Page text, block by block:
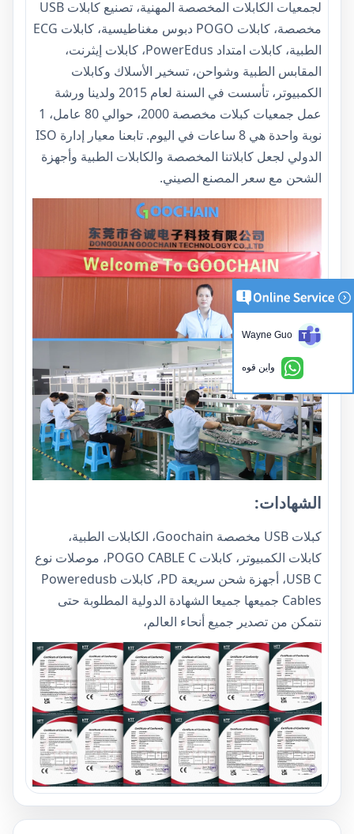
لجمعيات الكابلات المخصصة المهنية، تصنيع كابلات USB
مخصصة، كابلات POGO دبوس مغناطيسية، كابلات ECG
الطبية، كابلات امتداد PowerEdus، كابلات إيثرنت،
المقابس الطبية وشواحن، تسخير الأسلاك وكابلات
الكمبيوتر، تأسست في السنة لعام 2015 ولدينا ورشة
عمل جمعيات كبلات مخصصة 2000، حوالي 80 عامل، 1
نوبة واحدة هي 8 ساعات في اليوم. تابعنا معيار إدارة ISO
الدولي لجعل كابلاتنا المخصصة والكابلات الطبية وأجهزة
الشحن مع سعر المصنع الصيني.
الشهادات:
كبلات USB مخصصة Goochain، الكابلات الطبية،
كابلات الكمبيوتر، كابلات POGO CABLE C، موصلات نوع
USB C، أجهزة شحن سريعة PD، كابلات Poweredusb
Cables جميعها جميعا الشهادة الدولية المطلوبة حتى
نتمكن من تصدير جميع أنحاء العالم،
Wayne Guo
واين قوه